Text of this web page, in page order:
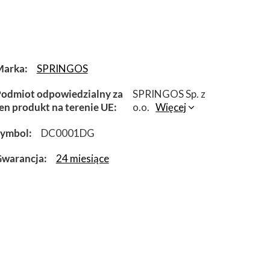
SPRINGOS
odpowiedzialny za
produkt na terenie UE
SPRINGOS Sp. z
o.o. Więcej
DC0001DG
24 miesiące